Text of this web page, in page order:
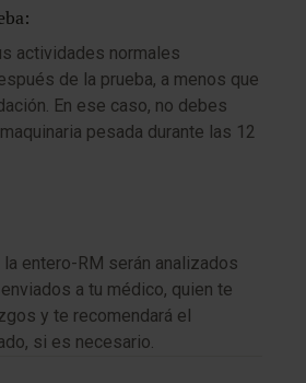
actividades normales
de la prueba, a menos que
En ese caso, no debes
pesada durante las 12
entero-RM serán analizados
a tu médico, quien te
y te recomendará el
si es necesario.